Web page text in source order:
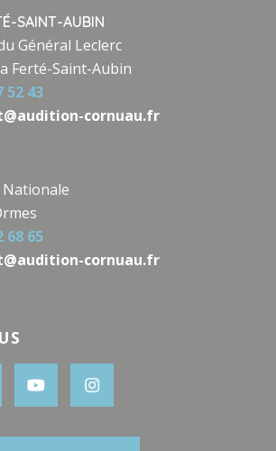
SAINT-AUBIN
Général Leclerc
Ferté-Saint-Aubin
52 43
cornuau.fr
Nationale
68 65
cornuau.fr